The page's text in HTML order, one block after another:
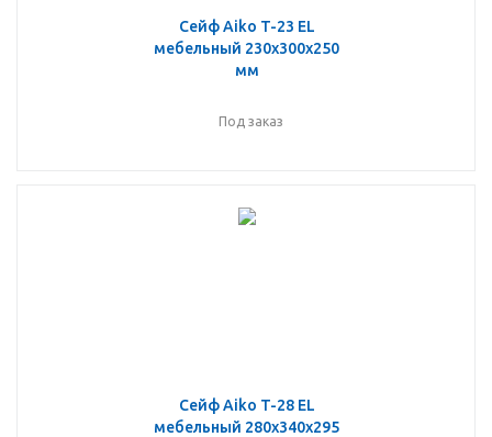
Сейф Aiko T-23 EL
мебельный 230x300x250
мм
Под заказ
Сейф Aiko T-28 EL
мебельный 280x340x295